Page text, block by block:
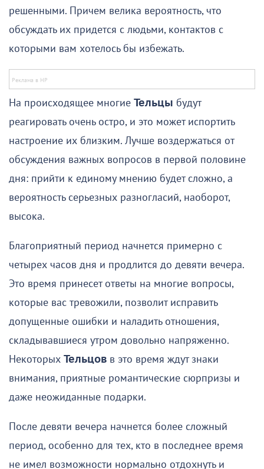
решенными. Причем велика вероятность, что
обсуждать их придется с людьми, контактов с
которыми вам хотелось бы избежать.
На происходящее многие Тельцы будут
реагировать очень остро, и это может испортить
настроение их близким. Лучше воздержаться от
обсуждения важных вопросов в первой половине
дня: прийти к единому мнению будет сложно, а
вероятность серьезных разногласий, наоборот,
высока.
Благоприятный период начнется примерно с
четырех часов дня и продлится до девяти вечера.
Это время принесет ответы на многие вопросы,
которые вас тревожили, позволит исправить
допущенные ошибки и наладить отношения,
складывавшиеся утром довольно напряженно.
Некоторых Тельцов в это время ждут знаки
внимания, приятные романтические сюрпризы и
даже неожиданные подарки.
После девяти вечера начнется более сложный
период, особенно для тех, кто в последнее время
не имел возможности нормально отдохнуть и